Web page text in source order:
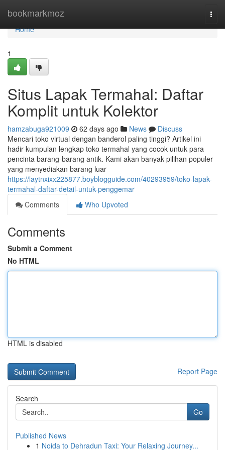
bookmarkmoz
Home
Home
1
Situs Lapak Termahal: Daftar
Komplit untuk Kolektor
hamzabuga921009 62 days ago News
Discuss
Mencari toko virtual dengan banderol paling tinggi? Artikel ini
hadir kumpulan lengkap toko termahal yang cocok untuk para
pencinta barang-barang antik. Kami akan banyak pilihan populer
yang menyediakan barang luar
https://laytnxixx225877.boyblogguide.com/40293959/toko-lapak-
termahal-daftar-detail-untuk-penggemar
Comments
Who Upvoted
Comments
Submit a Comment
No HTML
HTML is disabled
Report Page
Search
Go
Published News
1 Noida to Dehradun Taxi: Your Relaxing Journey...